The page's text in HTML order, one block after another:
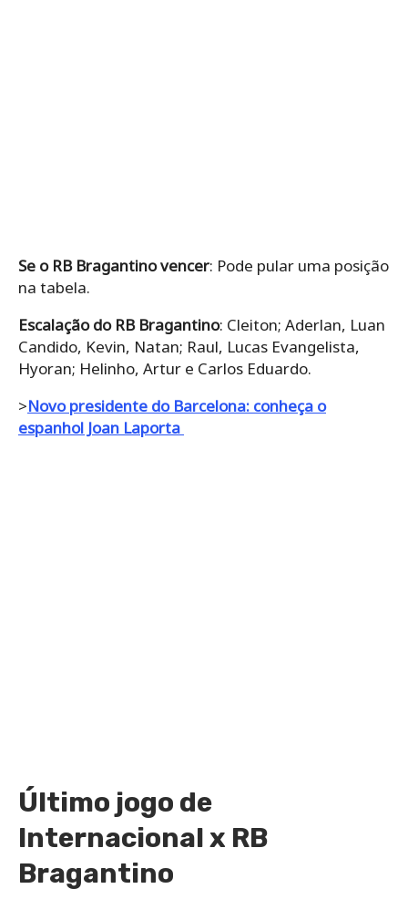
Se o RB Bragantino vencer: Pode pular uma posição
na tabela.
Escalação do RB Bragantino: Cleiton; Aderlan, Luan
Candido, Kevin, Natan; Raul, Lucas Evangelista,
Hyoran; Helinho, Artur e Carlos Eduardo.
>Novo presidente do Barcelona: conheça o
espanhol Joan Laporta
Último jogo de
Internacional x RB
Bragantino